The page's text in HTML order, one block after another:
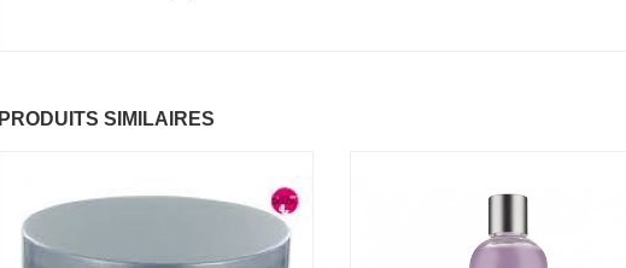
PRODUITS SIMILAIRES